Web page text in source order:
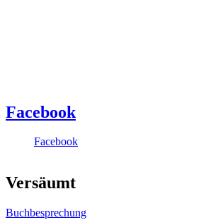
Facebook
Facebook
Versäumt
Buchbesprechung